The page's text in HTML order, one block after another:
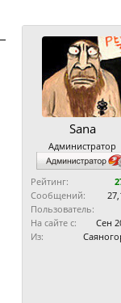
Sana
Администратор
Рейтинг:
Сообщений:
Пользователь:
На сайте с:
Сен
Из: